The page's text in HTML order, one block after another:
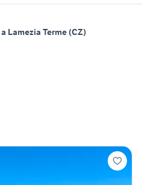
Lamezia Terme (CZ)